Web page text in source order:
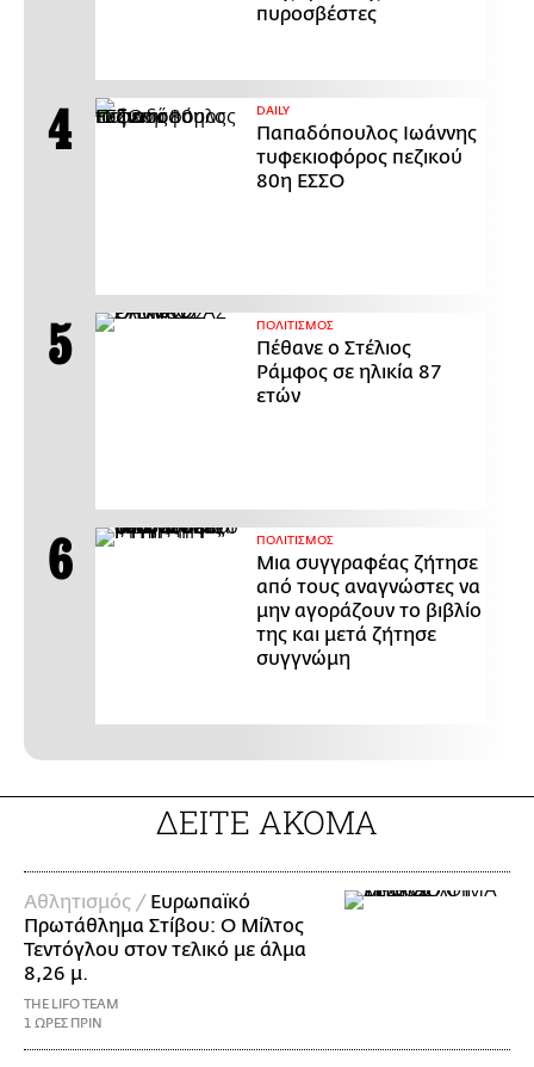
πυροσβέστες
DAILY
Παπαδόπουλος Ιωάννης
τυφεκιοφόρος πεζικού
80η ΕΣΣΟ
ΠΟΛΙΤΙΣΜΟΣ
Πέθανε ο Στέλιος
Ράμφος σε ηλικία 87
ετών
ΠΟΛΙΤΙΣΜΟΣ
Μια συγγραφέας ζήτησε
από τους αναγνώστες να
μην αγοράζουν το βιβλίο
της και μετά ζήτησε
συγγνώμη
ΔΕΙΤΕ ΑΚΟΜΑ
Αθλητισμός / Ευρωπαϊκό
Πρωτάθλημα Στίβου: Ο Μίλτος
Τεντόγλου στον τελικό με άλμα
8,26 μ.
THE LIFO TEAM
1 ΩΡΕΣ ΠΡΙΝ